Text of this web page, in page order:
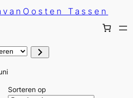
Tassen
Sorteren op